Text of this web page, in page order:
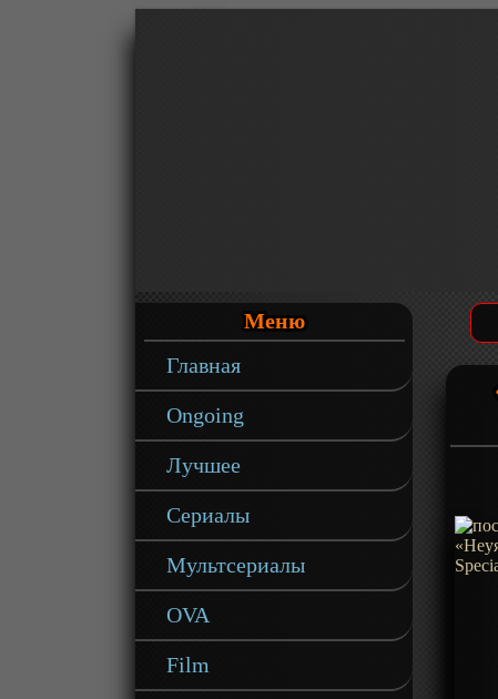
Меню
Главная
Ongoing
Лучшее
Сериалы
Мультсериалы
OVA
Film